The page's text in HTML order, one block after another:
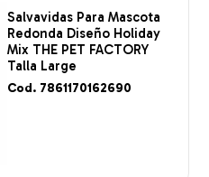
Salvavidas Para Mascota
Redonda Diseño Holiday
Mix THE PET FACTORY
Talla Large
Cod. 7861170162690